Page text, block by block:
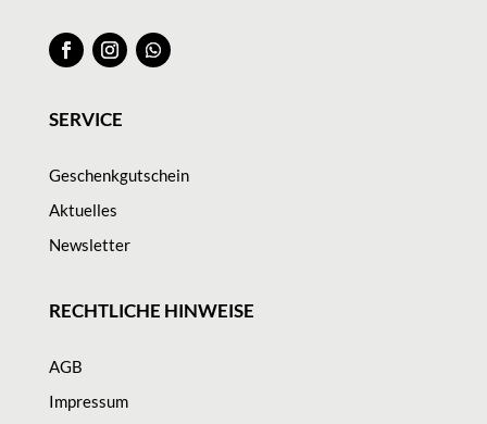
SERVICE
Geschenkgutschein
Aktuelles
Newsletter
RECHTLICHE HINWEISE
AGB
Impressum